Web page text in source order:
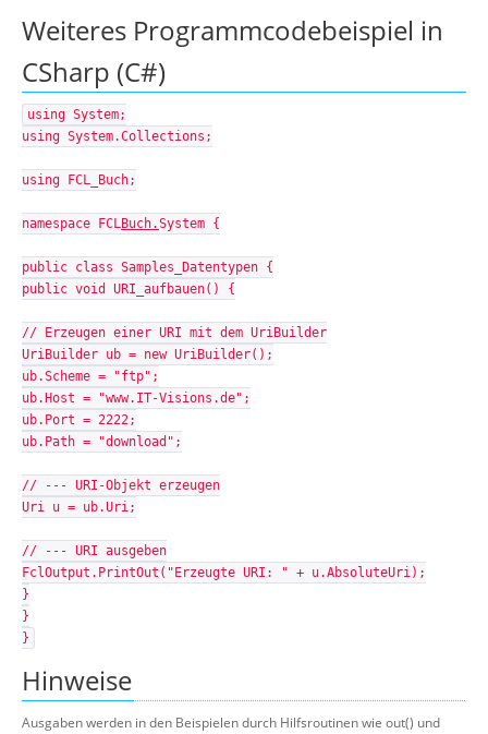
Weiteres Programmcodebeispiel in
CSharp (C#)
using System;
using System.Collections;
using FCL_Buch;
namespace FCLBuch.System {
public class Samples_Datentypen {
public void URI_aufbauen() {
// Erzeugen einer URI mit dem UriBuilder
UriBuilder ub = new UriBuilder();
ub.Scheme = "ftp";
ub.Host = "www.IT-Visions.de";
ub.Port = 2222;
ub.Path = "download";
// --- URI-Objekt erzeugen
Uri u = ub.Uri;
// --- URI ausgeben
FclOutput.PrintOut("Erzeugte URI: " + u.AbsoluteUri);
}
}
}
Hinweise
Ausgaben werden in den Beispielen durch Hilfsroutinen wie out() und